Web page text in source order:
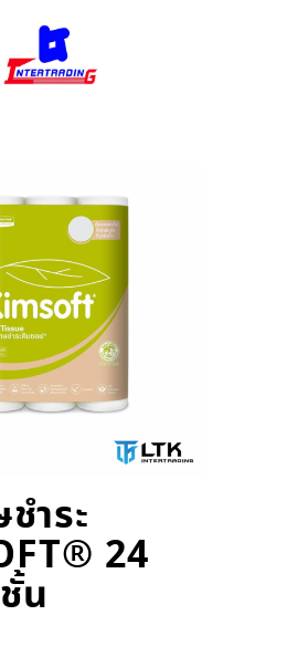
ำระ
24
น